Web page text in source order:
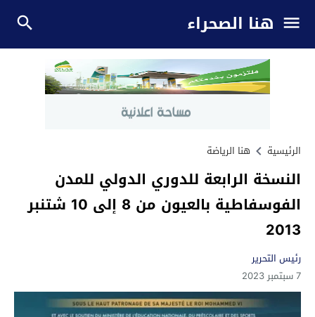
هنا الصحراء
الرئيسية هنا الرياضة
النسخة الرابعة للدوري الدولي للمدن
الفوسفاطية بالعيون من 8 إلى 10 شتنبر
2013
رئيس التحرير
7 سبتمبر 2023